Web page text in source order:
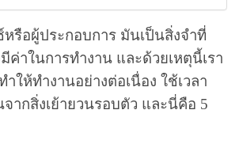
รือผู้ประกอบการ มันเป็นสิ่งจำที่
ค่าในการทำงาน และด้วยเหตุนี้เรา
ให้ทำงานอย่างต่อเนื่อง ใช้เวลา
ากสิ่งเย้ายวนรอบตัว และนี่คือ 5